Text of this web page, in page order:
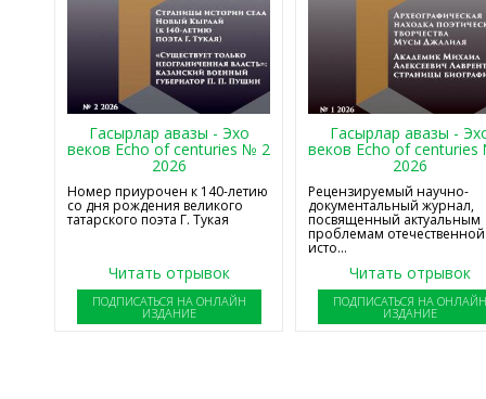
Гасырлар авазы - Эхо
веков Echo of centuries № 2
2026
Номер приурочен к 140-летию
со дня рождения великого
татарского поэта Г. Тукая
Читать отрывок
ПОДПИСАТЬСЯ НА ОНЛАЙН
ИЗДАНИЕ
Гасырлар авазы -
веков Echo of
2026
Рецензируемый научно-
документальный журнал,
посвященный актуальным
проблемам отечественной
исто...
Читать отрывок
ПОДПИСАТЬСЯ НА
ИЗДАНИЕ